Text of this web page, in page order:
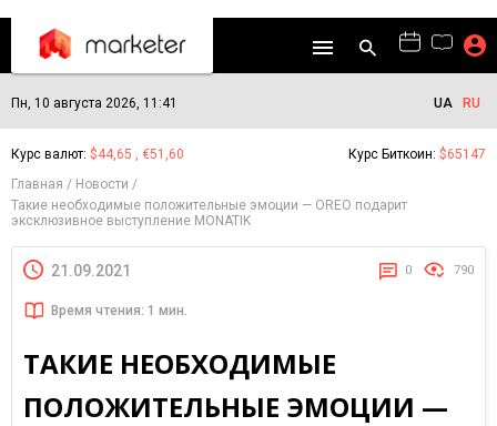
Пн, 10 августа 2026, 11:41 UA RU
Курс валют: $44,65 , €51,60 Курс Биткоин: $65147
Главная
Новости
Такие необходимые положительные эмоции — OREO подарит
эксклюзивное выступление MONATIK
21.09.2021 0 790
Время чтения: 1 мин.
ТАКИЕ НЕОБХОДИМЫЕ
ПОЛОЖИТЕЛЬНЫЕ ЭМОЦИИ —